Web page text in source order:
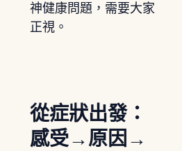
神健康問題，需要大家
正視。
從症狀出發：
感受→原因→